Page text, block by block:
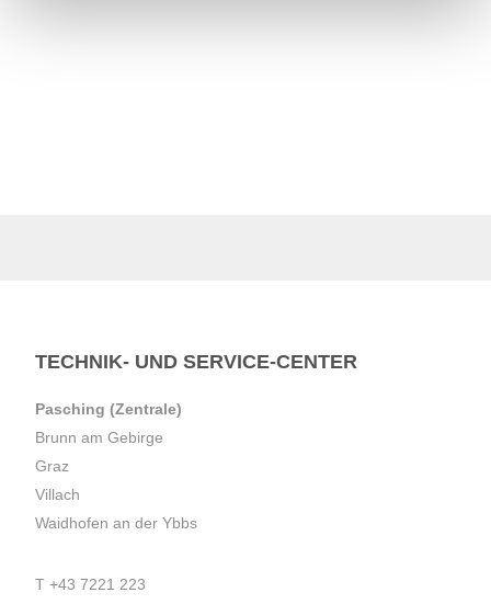
TECHNIK- UND SERVICE-CENTER
Pasching (Zentrale)
Brunn am Gebirge
Graz
Villach
Waidhofen an der Ybbs
T +43 7221 223